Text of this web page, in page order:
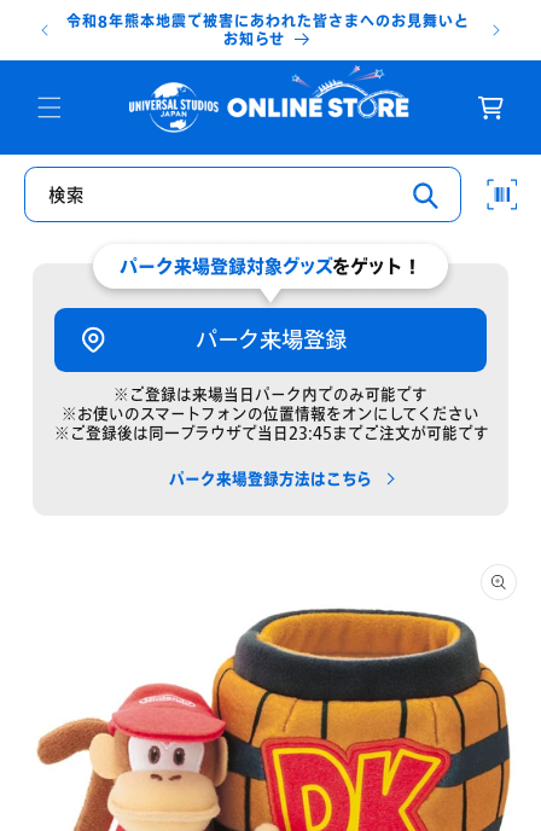
ンツに令和8年熊本地震で被害にあわれた皆さまへのお見舞いと
お知らせ
検索
ー
パーク来場登録対象グッズをゲット！
パーク来場登録
※ご登録は来場当日パーク内でのみ可能です
※お使いのスマートフォンの位置情報をオンにしてください
※ご登録後は同一ブラウザで当日23:45までご注文が可能です
パーク来場登録方法はこちら